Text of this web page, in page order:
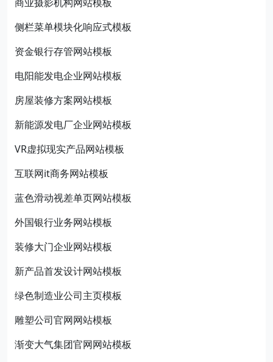
侧栏菜单模块化响应式模板
资金银行存管网站模板
电阳能发电企业网站模板
房屋装修方案网站模板
新能源发电厂企业网站模板
VR虚拟现实产品网站模板
互联网it商务网站模板
蓝色滑动视差单页网站模板
外国银行业务网站模板
装修大门企业网站模板
新产品首发设计网站模板
绿色制造业公司主页模板
雕塑公司官网网站模板
渐变大气集团官网网站模板